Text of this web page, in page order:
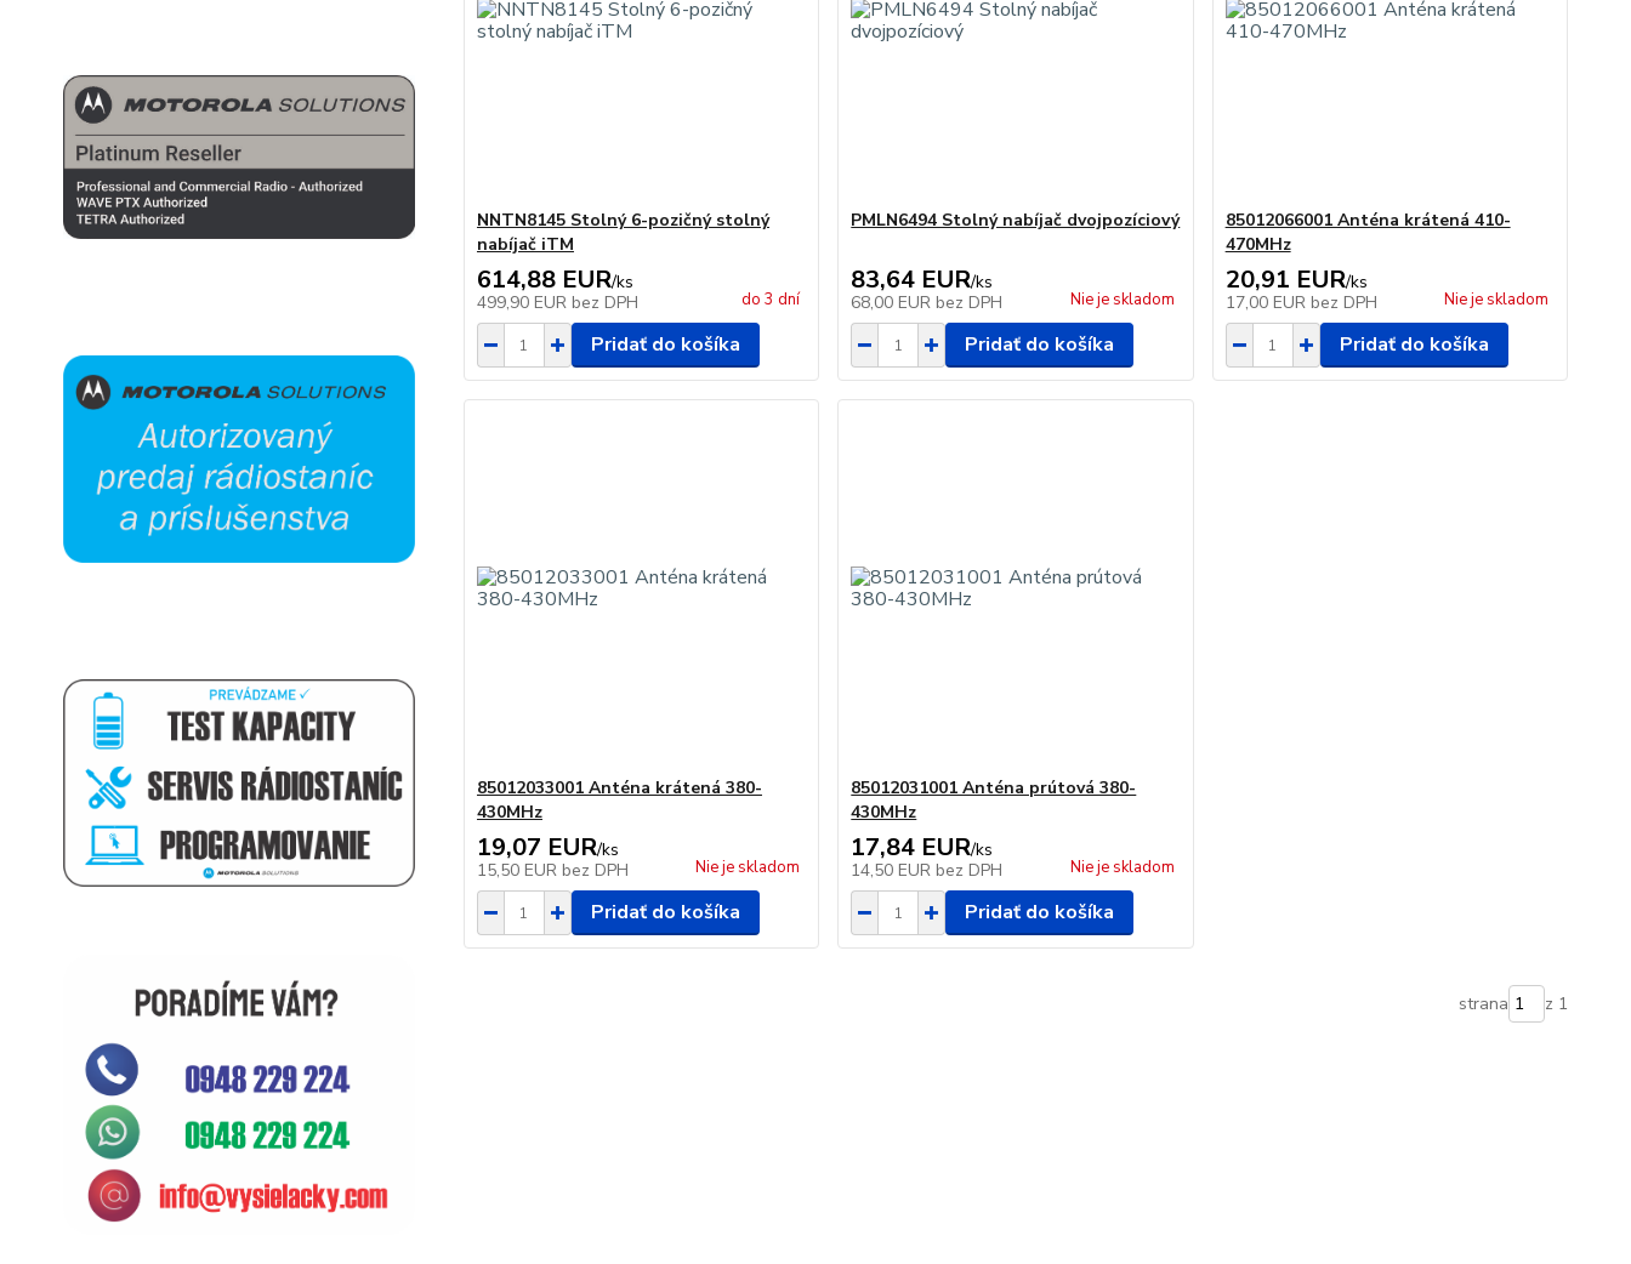
NNTN8145 Stolný 6-pozičný stolný
nabíjač iTM
614,88 EUR/ks
499,90 EUR bez DPH do 3 dní
Pridať do košíka
PMLN6494 Stolný nabíjač dvojpozíciový
83,64 EUR/ks
68,00 EUR bez DPH Nie je skladom
Pridať do košíka
85012066001 Anténa krátená 410-
470MHz
20,91 EUR/ks
17,00 EUR bez DPH Nie je skladom
Pridať do košíka
85012033001 Anténa krátená 380-
430MHz
19,07 EUR/ks
15,50 EUR bez DPH Nie je skladom
Pridať do košíka
85012031001 Anténa prútová 380-
430MHz
17,84 EUR/ks
14,50 EUR bez DPH Nie je skladom
Pridať do košíka
strana z 1